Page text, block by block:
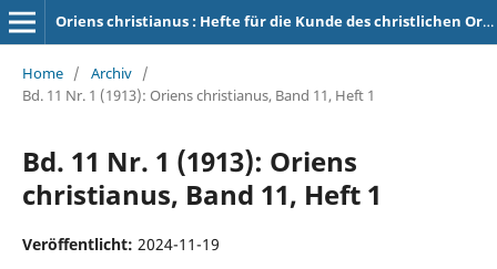
Oriens christianus : Hefte für die Kunde des christlichen Orients
Home / Archiv /
Bd. 11 Nr. 1 (1913): Oriens christianus, Band 11, Heft 1
Bd. 11 Nr. 1 (1913): Oriens
christianus, Band 11, Heft 1
Veröffentlicht: 2024-11-19